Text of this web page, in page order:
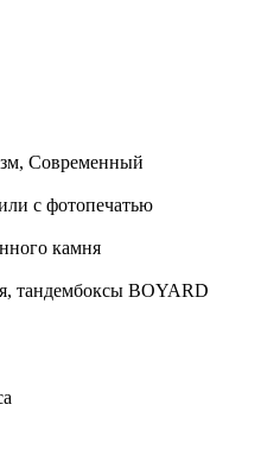
Современный
с фотопечатью
камня
тандембоксы BOYARD